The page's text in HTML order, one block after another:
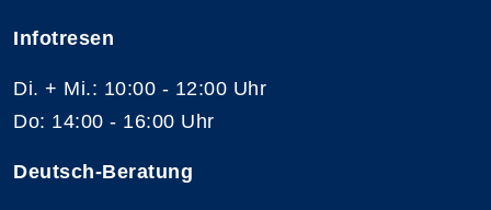
Infotresen
Di. + Mi.: 10:00 - 12:00 Uhr
Do: 14:00 - 16:00 Uhr
Deutsch-Beratung